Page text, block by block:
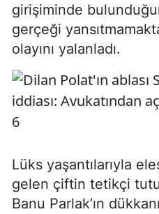
girişiminde
gerçeği
olayını yalanladı.
Lüks yaşantılarıyla
gelen çiftin tetikçi
Banu Parlak’ın